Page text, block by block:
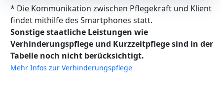
* Die Kommunikation zwischen Pflegekraft und Klient
findet mithilfe des Smartphones statt.
Sonstige staatliche Leistungen wie
Verhinderungspflege und Kurzzeitpflege sind in der
Tabelle noch nicht berücksichtigt.
Mehr Infos zur Verhinderungspflege